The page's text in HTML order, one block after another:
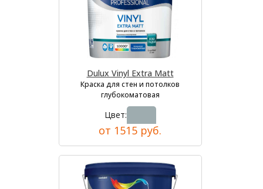
Dulux Vinyl Extra Matt
Краска для стен и потолков
глубокоматовая
Цвет:
от 1515 руб.